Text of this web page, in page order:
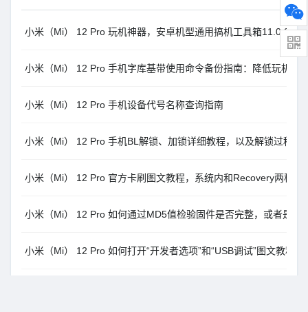
小米（Mi） 12 Pro 玩机神器，安卓机型通用搞机工具箱11.0.0
小米（Mi） 12 Pro 手机字库基带使用命令备份指南：降低玩机风
小米（Mi） 12 Pro 手机设备代号名称查询指南
小米（Mi） 12 Pro 手机BL解锁、加锁详细教程，以及解锁过程中
小米（Mi） 12 Pro 官方卡刷图文教程，系统内和Recovery两种方
小米（Mi） 12 Pro 如何通过MD5值检验固件是否完整，或者是否
小米（Mi） 12 Pro 如何打开“开发者选项”和“USB调试”图文教程